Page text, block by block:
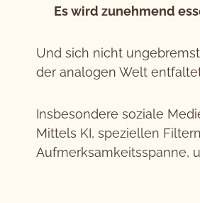
Es wird zunehmend
Und sich nicht
der analogen Welt
Insbesondere soziale
Mittels KI, speziellen
Aufmerksamkeitsspanne,